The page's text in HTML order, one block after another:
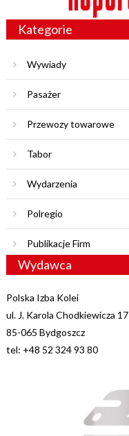
Kategorie
Wywiady
Pasażer
Przewozy towarowe
Tabor
Wydarzenia
Polregio
Publikacje Firm
Wydawca
Polska Izba Kolei
ul. J. Karola Chodkiewicza 17
85-065 Bydgoszcz
tel: +48 52 324 93 80